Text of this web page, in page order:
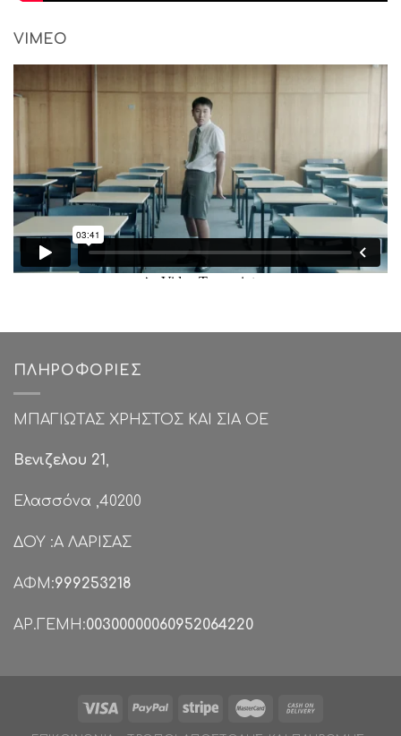
VIMEO
ΠΛΗΡΟΦΟΡΊΕΣ
ΜΠΑΓΙΩΤΑΣ ΧΡΗΣΤΟΣ ΚΑΙ ΣΙΑ ΟΕ
Βενιζελου 21,
Ελασσόνα ,40200
ΔΟΥ :Α ΛΑΡΙΣΑΣ
ΑΦΜ:999253218
ΑΡ.ΓΕΜΗ:00300000060952064220